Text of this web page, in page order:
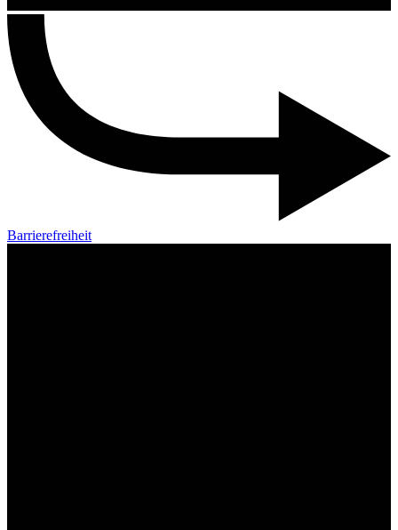
Barrierefreiheit